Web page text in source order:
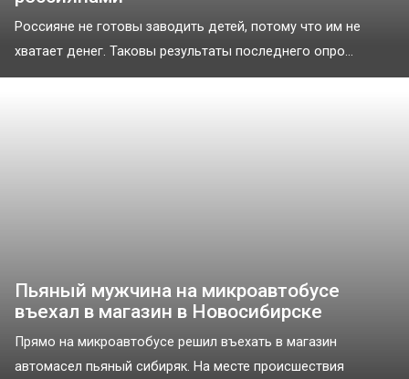
Россияне не готовы заводить детей, потому что им не
хватает денег. Таковы результаты последнего опро...
Пьяный мужчина на микроавтобусе
въехал в магазин в Новосибирске
Прямо на микроавтобусе решил въехать в магазин
автомасел пьяный сибиряк. На месте происшествия